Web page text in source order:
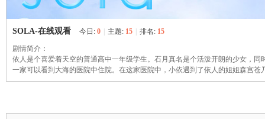
幽
SOLA-在线观看 今日: 0 主题: 15 排名: 15
剧情简介：
依人是个喜爱着天空的普通高中一年级学生。石月真名是个活泼开朗的少女，
一家可以看到大海的医院中住院。在这家医院中，小依遇到了依人的姐姐森宫苍